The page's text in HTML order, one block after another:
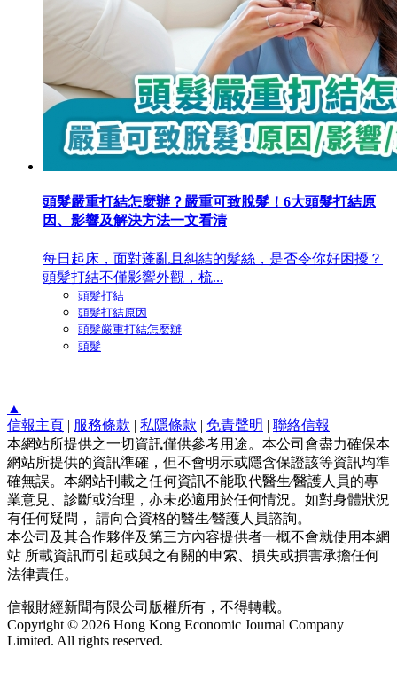
頭髮嚴重打結怎麼辦？嚴重可致脫髮！6大頭髮打結原
因、影響及解決方法一文看清
每日起床，面對蓬亂且糾結的髮絲，是否令你好困擾？
頭髮打結不僅影響外觀，梳...
頭髮打結
頭髮打結原因
頭髮嚴重打結怎麼辦
頭髮
▲
信報主頁 | 服務條款 | 私隱條款 | 免責聲明 | 聯絡信報
本網站所提供之一切資訊僅供參考用途。本公司會盡力確保本
網站所提供的資訊準確，但不會明示或隱含保證該等資訊均準
確無誤。本網站刊載之任何資訊不能取代醫生∕醫護人員的專
業意見、診斷或治理，亦未必適用於任何情況。如對身體狀況
有任何疑問， 請向合資格的醫生∕醫護人員諮詢。
本公司及其合作夥伴及第三方內容提供者一概不會就使用本網
站 所載資訊而引起或與之有關的申索、損失或損害承擔任何
法律責任。
信報財經新聞有限公司版權所有，不得轉載。
Copyright © 2026 Hong Kong Economic Journal Company
Limited. All rights reserved.